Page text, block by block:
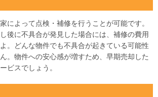
によって点検・補修を行うことが可能です。
後に不具合が発見した場合には、補修の費用
。どんな物件でも不具合が起きている可能性
。物件への安心感が増すため、早期売却した
ビスでしょう。